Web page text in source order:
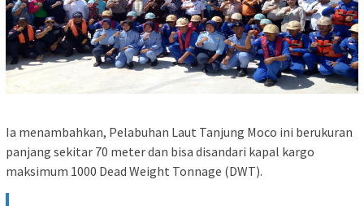
Ia menambahkan, Pelabuhan Laut Tanjung Moco ini berukuran
panjang sekitar 70 meter dan bisa disandari kapal kargo
maksimum 1000 Dead Weight Tonnage (DWT).